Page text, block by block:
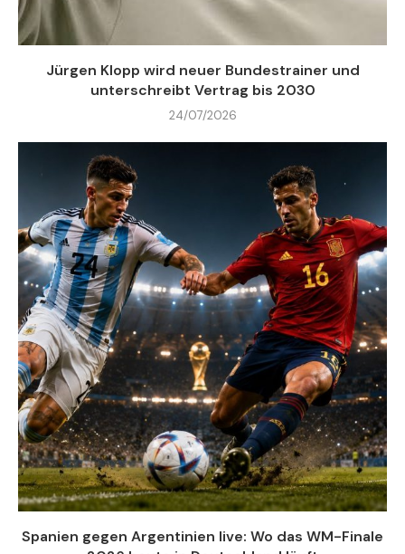
Jürgen Klopp wird neuer Bundestrainer und
unterschreibt Vertrag bis 2030
24/07/2026
Spanien gegen Argentinien live: Wo das WM-Finale